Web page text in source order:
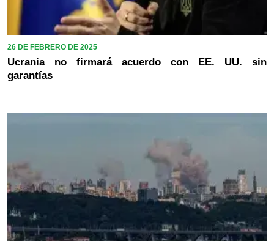
26 DE FEBRERO DE 2025
Ucrania no firmará acuerdo con EE. UU. sin
garantías